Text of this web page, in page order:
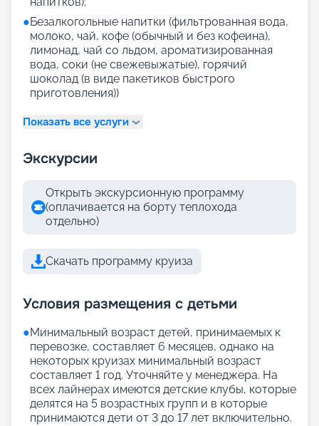
●Безалкогольные напитки (фильтрованная вода,
молоко, чай, кофе (обычный и без кофеина),
лимонад, чай со льдом, ароматизированная
вода, соки (не свежевыжатые), горячий
шоколад (в виде пакетиков быстрого
приготовления))
Показать все услуги
Экскурсии
Открыть экскурсионную программу
(оплачивается на борту теплохода
отдельно)
Скачать программу круиза
Условия размещения с детьми
●Минимальный возраст детей, принимаемых к
перевозке, составляет 6 месяцев, однако на
некоторых круизах минимальный возраст
составляет 1 год. Уточняйте у менеджера. На
всех лайнерах имеются детские клубы, которые
делятся на 5 возрастных групп и в которые
принимаются дети от 3 до 17 лет включительно.